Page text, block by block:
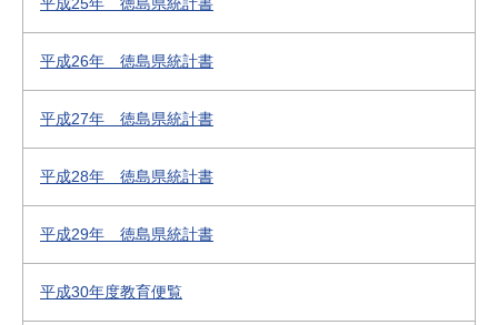
平成26年 徳島県統計書
平成27年 徳島県統計書
平成28年 徳島県統計書
平成29年 徳島県統計書
平成30年度教育便覧